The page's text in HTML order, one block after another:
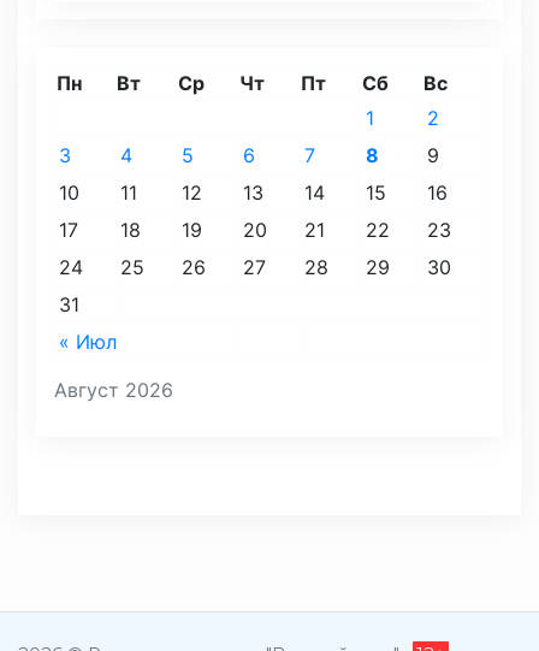
Август 2026
Пн Вт Ср Чт Пт Сб Вс
« Июл
1
2
3
4 5 6 7 8
9
10
11 12 13 14 15
16
17
18 19 20 21 22
23
24
25 26 27 28 29
30
31